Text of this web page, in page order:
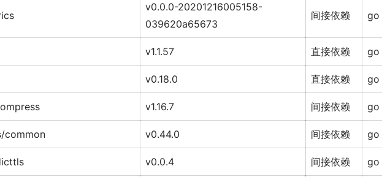
v0.0.0-20201216005158-
039620a65673
间接依赖 go
v1.1.57 直接依赖 go
v0.18.0 直接依赖 go
v1.16.7 间接依赖 go
common v0.44.0 间接依赖 go
v0.0.4 间接依赖 go